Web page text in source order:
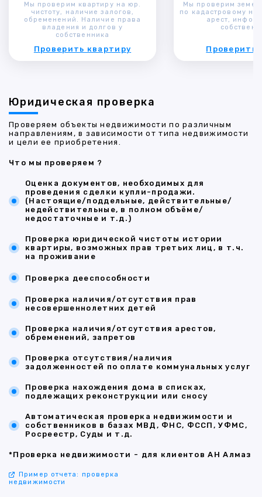
Мы проверим квартиру на юр.
чистоту, наличие залогов,
обременений. Наличие права
владения и долгов у
собственника
Проверить квартиру
Мы проверим
по кадастровому
арест,
Проверить
Юридическая проверка
Проверяем объекты недвижимости по различным
направлениям, в зависимости от типа недвижимости
и цели ее приобретения.
Что мы проверяем ?
Оценка документов, необходимых для
проведения сделки купли-продажи.
(Настоящие/поддельные, действительные/
недействительные, в полном объёме/
недостаточные и т.д.)
Проверка юридической чистоты истории
квартиры, возможных прав третьих лиц, в т.ч.
на проживание
Проверка дееспособности
Проверка наличия/отсутствия прав
несовершеннолетних детей
Проверка наличия/отсутствия арестов,
обременений, запретов
Проверка отсутствия/наличия
задолженностей по оплате коммунальных услуг
Проверка нахождения дома в списках,
подлежащих реконструкции или сносу
Автоматическая проверка недвижимости и
собственников в базах МВД, ФНС, ФССП, УФМС,
Росреестр, Суды и т.д.
*Проверка недвижимости - для клиентов АН Алмаз
Пример отчета: проверка
недвижимости